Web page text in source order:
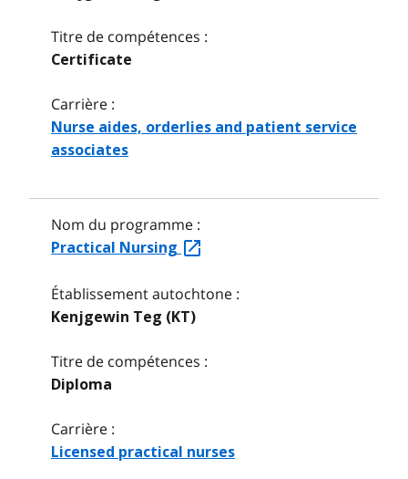
Titre de compétences :
Certificate
Carrière :
Nurse aides, orderlies and patient service
associates
Nom du programme :
Practical Nursing
Établissement autochtone :
Kenjgewin Teg (KT)
Titre de compétences :
Diploma
Carrière :
Licensed practical nurses